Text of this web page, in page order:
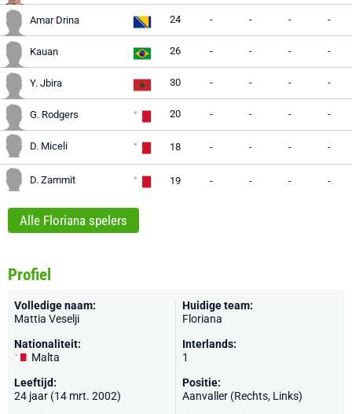
Amar Drina 24 - - - -
Kauan 26 - - - -
Y. Jbira 30 - - - -
G. Rodgers 20 - - - -
D. Miceli 18 - - - -
D. Zammit 19 - - - -
Alle Floriana spelers
Profiel
Volledige naam:
Mattia Veselji
Nationaliteit:
Malta
Leeftijd:
24 jaar (14 mrt. 2002)
Huidige team:
Floriana
Interlands:
1
Positie:
Aanvaller (Rechts, Links)